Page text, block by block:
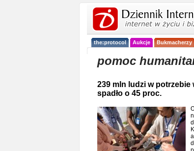
the:protocol Aukcje Bukmacherzy
pomoc
239 mln ludzi w potrzebie
spadło o 45 proc.